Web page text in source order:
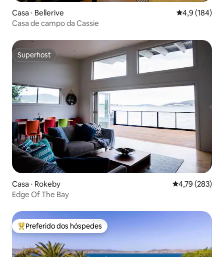
Casa ⋅ Bellerive 4,9 de uma
4,9 (184)
Casa de campo da Cassie
Superhost
Superhost
Casa ⋅ Rokeby 4,79 de uma
4,79 (283)
Edge Of The Bay
Entre os melhores preferidos dos hóspedes
Preferido dos hóspedes